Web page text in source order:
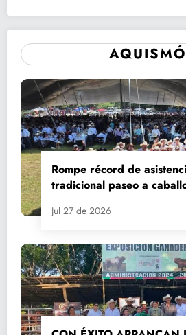
Rompe récord de
tradicional paseo a
Fiestas de Santiago y
Jul 27 de 2026